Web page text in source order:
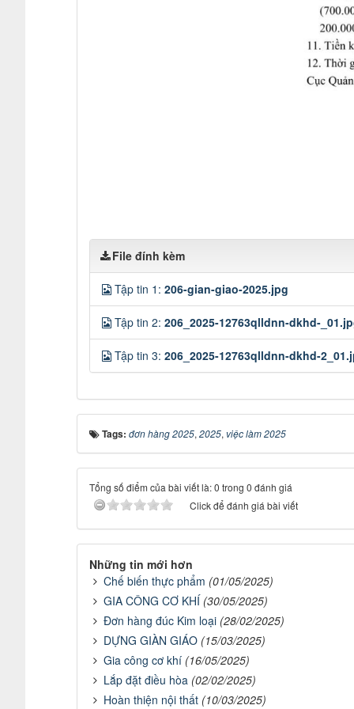
File đính kèm
Tập tin 1: 206-gian-giao-2025.jpg
Tập tin 2: 206_2025-12763qlldnn-dkhd-
Tập tin 3: 206_2025-12763qlldnn-dkhd-
Tags: đơn hàng 2025, 2025, việc làm 2025
Tổng số điểm của bài viết là: 0 trong 0 đánh giá
Click để đánh giá bài viết
Những tin mới hơn
Chế biến thực phẩm (01/05/2025)
GIA CÔNG CƠ KHÍ (30/05/2025)
Đơn hàng đúc Kim loại (28/02/2025)
DỰNG GIÀN GIÁO (15/03/2025)
Gia công cơ khí (16/05/2025)
Lắp đặt điều hòa (02/02/2025)
Hoàn thiện nội thất (10/03/2025)